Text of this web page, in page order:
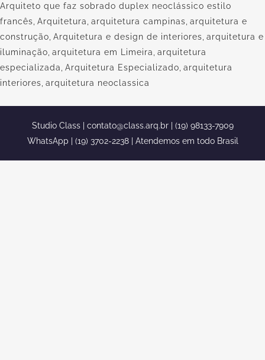
Arquiteto que faz sobrado duplex neoclássico estilo
francês Arquitetura arquitetura campinas arquitetura e
construção Arquitetura e design de interiores arquitetura e
iluminação arquitetura em Limeira arquitetura
especializada Arquitetura Especializado arquitetura
interiores arquitetura neoclassica
Studio Class | contato@class.arq.br| (19) 98133-7909
WhatsApp | (19) 3702-2238 | Atendemos em todo Brasil